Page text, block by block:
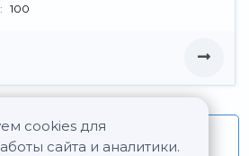
cookies для
сайта и аналитики.
100
Концерн &quot;Питер&quot;